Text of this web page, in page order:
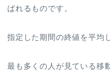
ばれるものです。
指定した期間の終値を平均
最も多くの人が見ている移